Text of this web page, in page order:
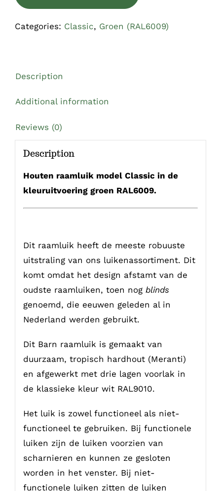
Categories: Classic, Groen (RAL6009)
Description
Additional information
Reviews (0)
Description
Houten raamluik model Classic in de
kleuruitvoering groen RAL6009.
Dit raamluik heeft de meeste robuuste
uitstraling van ons luikenassortiment. Dit
komt omdat het design afstamt van de
oudste raamluiken, toen nog blinds
genoemd, die eeuwen geleden al in
Nederland werden gebruikt.
Dit Barn raamluik is gemaakt van
duurzaam, tropisch hardhout (Meranti)
en afgewerkt met drie lagen voorlak in
de klassieke kleur wit RAL9010.
Het luik is zowel functioneel als niet-
functioneel te gebruiken. Bij functionele
luiken zijn de luiken voorzien van
scharnieren en kunnen ze gesloten
worden in het venster. Bij niet-
functionele luiken zitten de luiken